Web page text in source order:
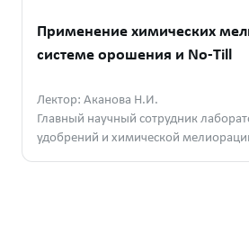
Применение химических
системе орошения и No-Till
Лектор: Аканова Н.И.
Главный научный сотрудник
удобрений и химической